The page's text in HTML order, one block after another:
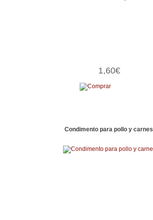
1,60€
Condimento para pollo y carnes